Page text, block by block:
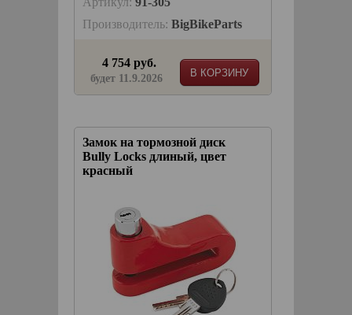
Производитель: BigBikeParts
В КОРЗИНУ
4 754 руб.
будет 11.9.2026
Замок на тормозной диск
Bully Locks длиный, цвет
красный